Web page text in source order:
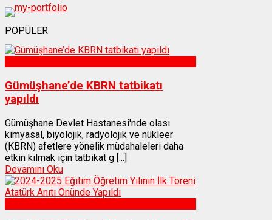
POPÜLER
Gümüşhane’de KBRN tatbikatı
yapıldı
Gümüşhane Devlet Hastanesi'nde olası
kimyasal, biyolojik, radyolojik ve nükleer
(KBRN) afetlere yönelik müdahaleleri daha
etkin kılmak için tatbikat g [...]
Devamını Oku